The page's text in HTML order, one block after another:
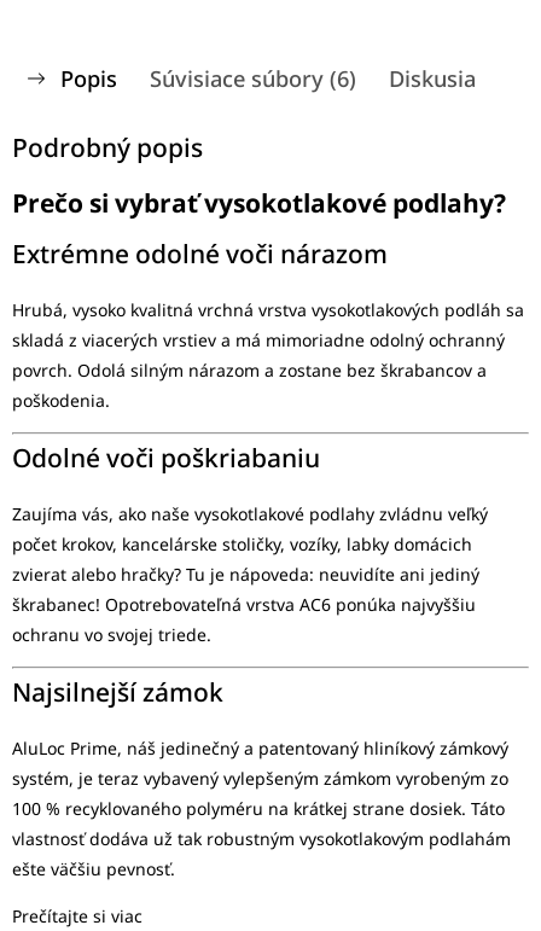
Popis Súvisiace súbory (6) Diskusia
Podrobný popis
Prečo si vybrať vysokotlakové podlahy?
Extrémne odolné voči nárazom
Hrubá, vysoko kvalitná vrchná vrstva vysokotlakových podláh sa
skladá z viacerých vrstiev a má mimoriadne odolný ochranný
povrch. Odolá silným nárazom a zostane bez škrabancov a
poškodenia.
Odolné voči poškriabaniu
Zaujíma vás, ako naše vysokotlakové podlahy zvládnu veľký
počet krokov, kancelárske stoličky, vozíky, labky domácich
zvierat alebo hračky? Tu je nápoveda: neuvidíte ani jediný
škrabanec! Opotrebovateľná vrstva AC6 ponúka najvyššiu
ochranu vo svojej triede.
Najsilnejší zámok
AluLoc Prime, náš jedinečný a patentovaný hliníkový zámkový
systém, je teraz vybavený vylepšeným zámkom vyrobeným zo
100 % recyklovaného polyméru na krátkej strane dosiek. Táto
vlastnosť dodáva už tak robustným vysokotlakovým podlahám
ešte väčšiu pevnosť.
Prečítajte si viac